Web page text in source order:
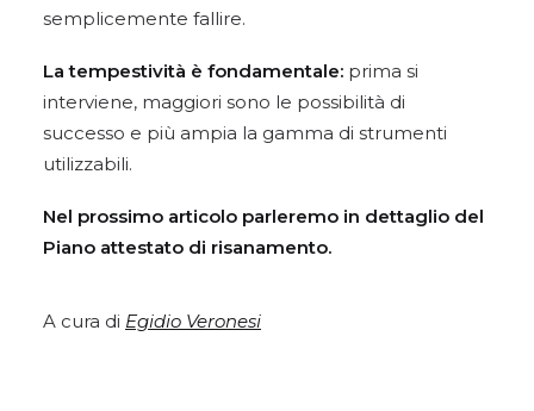
semplicemente fallire.
La tempestività è fondamentale: prima si
interviene, maggiori sono le possibilità di
successo e più ampia la gamma di strumenti
utilizzabili.
Nel prossimo articolo parleremo in dettaglio del
Piano attestato di risanamento.
A cura di Egidio Veronesi